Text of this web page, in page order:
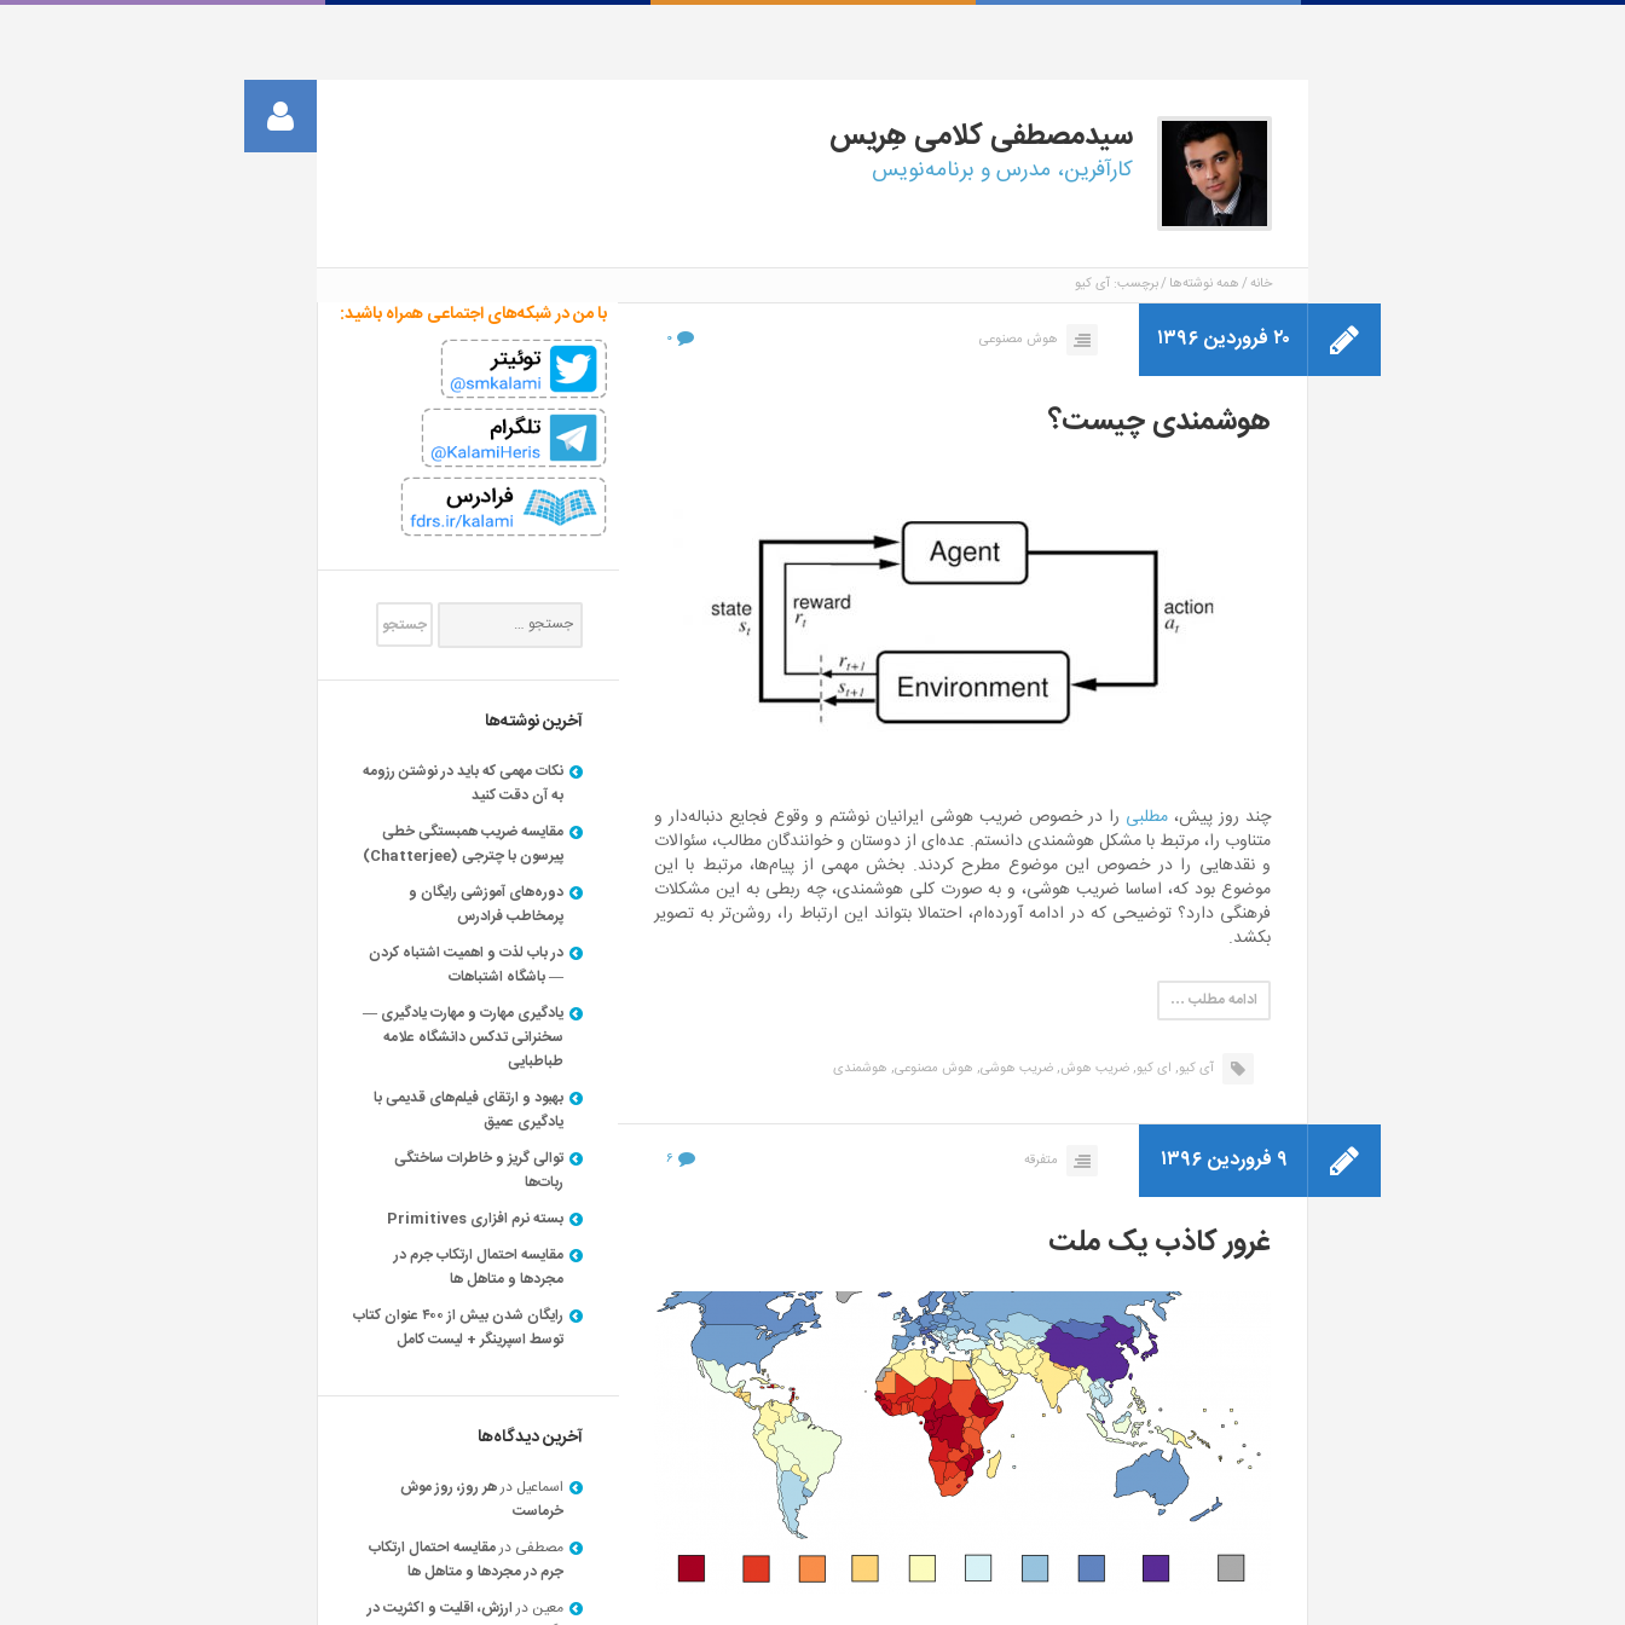
سیدمصطفیکلامی هِریس
کارآفرین، مدرس و برنامه‌نویس
خانه همه نوشته‌ها برچسب: آی کیو
۲۰ فروردین ۱۳۹۶ هوش مصنوعی ۰
هوشمندی چیست؟
چند روز پیش، مطلبی را در خصوص ضریب هوشی ایرانیان نوشتم و وقوع فجایع دنباله‌دار و
متناوب را، مرتبط با مشکل هوشمندی دانستم. عده‌ای از دوستان و خوانندگان مطالب، سئوالات
و نقدهایی را در خصوص این موضوع مطرح کردند. بخش مهمی از پیام‌ها، مرتبط با این
موضوع بود که، اساسا ضریب هوشی، و به صورت کلی هوشمندی، چه ربطی به این مشکلات
فرهنگی دارد؟ توضیحی که در ادامه آورده‌ام، احتمالا بتواند این ارتباط را، روشن‌تر به تصویر
بکشد.
ادامه مطلب …
آی کیو, ای کیو,ضریب هوش,ضریب هوشی, هوش مصنوعی, هوشمندی
۹ فروردین ۱۳۹۶ متفرقه ۶
غرور کاذب یک ملت
با من در شبکه‌های اجتماعی همراه باشید:
آخرین نوشته‌ها
نکات مهمی که باید در نوشتن رزومه
به آن دقت کنید
مقایسه ضریب همبستگی خطی
پیرسون با چترجی (Chatterjee)
دوره‌های آموزشی رایگان و
پرمخاطب فرادرس
در باب لذت و اهمیت اشتباه کردن
— باشگاه اشتباهات
یادگیری مهارت و مهارت یادگیری —
سخنرانی تدکس دانشگاه علامه
طباطبایی
بهبود و ارتقای فیلم‌های قدیمی با
یادگیری عمیق
توالی گریز و خاطرات ساختگی
ربات‌ها
بسته نرم افزاری Primitives
مقایسه احتمال ارتکاب جرم در
مجردها و متاهل ها
رایگان شدن بیش از ۴۰۰ عنوان کتاب
توسط اسپرینگر + لیست کامل
آخرین دیدگاه‌ها
اسماعیل درهر روز، روز موش
خرماست
مصطفی درمقایسه احتمال ارتکاب
جرم در مجردها و متاهل ها
معین درارزش، اقلیت و اکثریت در